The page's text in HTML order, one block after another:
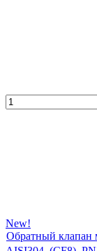
New!
Обратный клапан